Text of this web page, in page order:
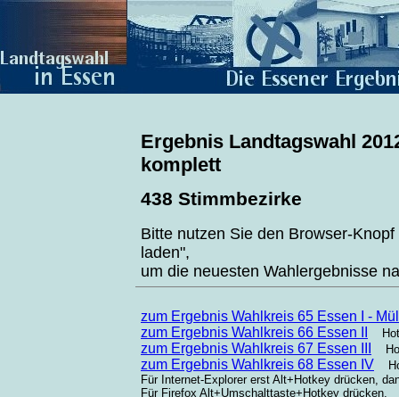
Ergebnis Landtagswahl
komplett
438 Stimmbezirke
Bitte nutzen Sie den Browser-
laden",
um die neuesten Wahlergebnisse
zum Ergebnis Wahlkreis 65 Essen I -
zum Ergebnis Wahlkreis 66 Essen II
zum Ergebnis Wahlkreis 67 Essen III
zum Ergebnis Wahlkreis 68 Essen IV
Für Internet-Explorer erst Alt+Hotkey drücken,
Für Firefox Alt+Umschalttaste+Hotkey drücken.